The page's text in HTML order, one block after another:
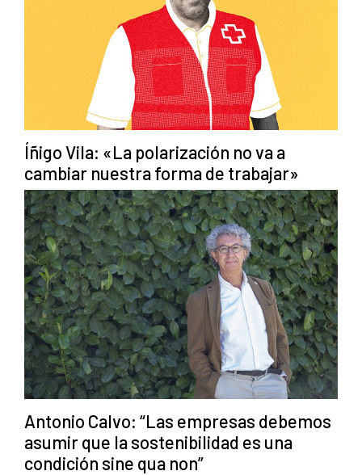
Íñigo Vila: «La polarización no va a
cambiar nuestra forma de trabajar»
Antonio Calvo: “Las empresas debemos
asumir que la sostenibilidad es una
condición sine qua non”